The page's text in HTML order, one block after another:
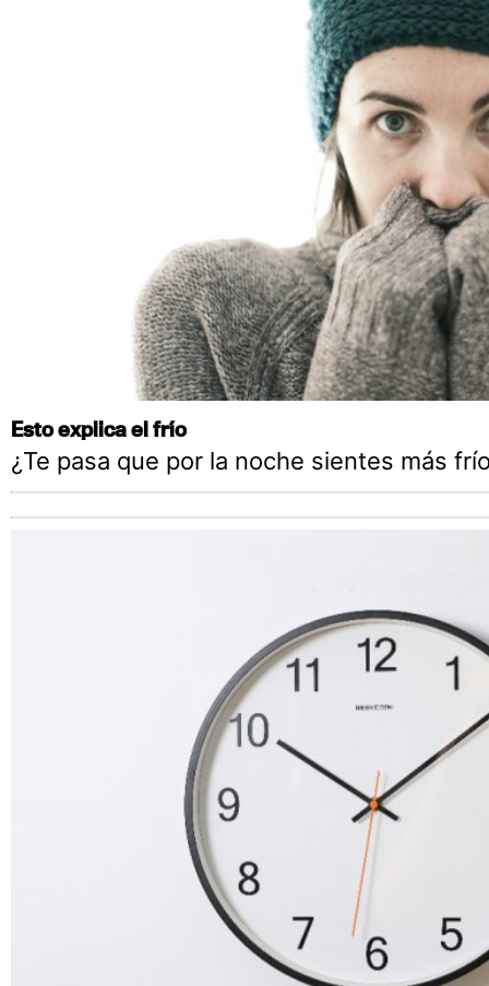
Esto explica el frío
¿Te pasa que por la noche sientes más